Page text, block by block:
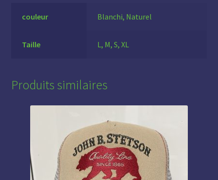
couleur Blanchi, Naturel
Taille L, M, S, XL
Produits similaires